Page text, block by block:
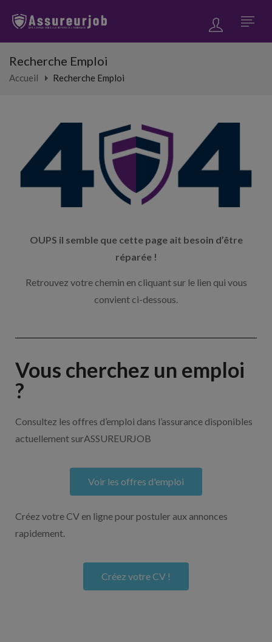
Recherche Emploi
Accueil Recherche Emploi
OUPS il semble que cette page ait besoin d’être
réparée !
Retrouvez votre chemin en cliquant sur le lien qui vous
convient ci-dessous.
Vous cherchez un emploi
?
Consultez les offres d’emploi dans l’assurance disponibles
actuellement surASSUREURJOB
Voir les offres d'emploi
Créez votre CV en ligne pour postuler aux annonces
rapidement.
Créez votre CV !